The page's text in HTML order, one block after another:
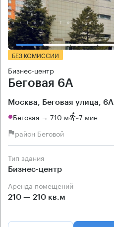
БЕЗ КОМИССИИ
Бизнес-центр
Беговая 6А
Москва, Беговая улица, 6А
Беговая → 710 м ~7 мин
район Беговой
Тип здания
Бизнес-центр
Аренда помещений
210 — 210 кв.м